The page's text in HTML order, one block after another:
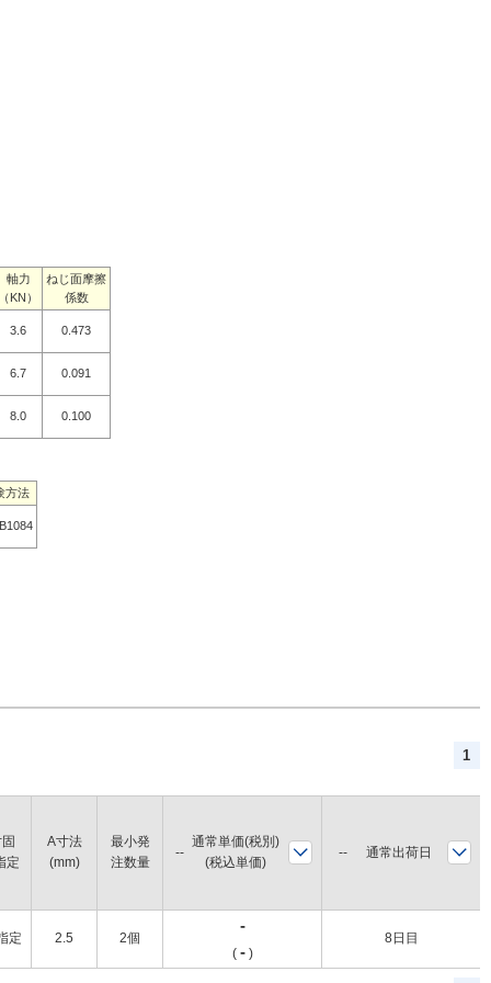
軸力
（KN）
ねじ面摩擦
係数
3.6 0.473
6.7 0.091
8.0 0.100
方法
1
定
A寸法
(mm)
最小発
注数量
定 2.5 2個
通常単価(税別)
(税込単価)
通常出荷日
-
( - )
8日目